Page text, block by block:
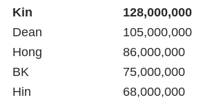
Kin				128,000,000
Dean  			105,000,000
Hong			86,000,000
BK  				75,000,000
Hin 				68,000,000